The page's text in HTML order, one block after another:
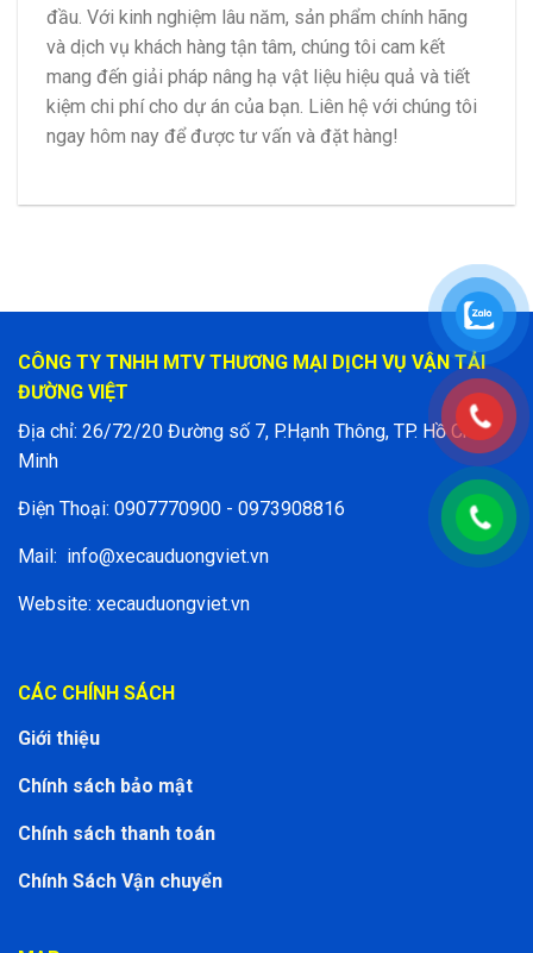
đầu. Với kinh nghiệm lâu năm, sản phẩm chính hãng
và dịch vụ khách hàng tận tâm, chúng tôi cam kết
mang đến giải pháp nâng hạ vật liệu hiệu quả và tiết
kiệm chi phí cho dự án của bạn. Liên hệ với chúng tôi
ngay hôm nay để được tư vấn và đặt hàng!
CÔNG TY TNHH MTV THƯƠNG MẠI DỊCH VỤ VẬN TẢI
ĐƯỜNG VIỆT
Địa chỉ: 26/72/20 Đường số 7, P.Hạnh Thông, TP. Hồ Chí
Minh
Điện Thoại: 0907770900 - 0973908816
Mail: info@xecauduongviet.vn
Website: xecauduongviet.vn
CÁC CHÍNH SÁCH
Giới thiệu
Chính sách bảo mật
Chính sách thanh toán
Chính Sách Vận chuyển